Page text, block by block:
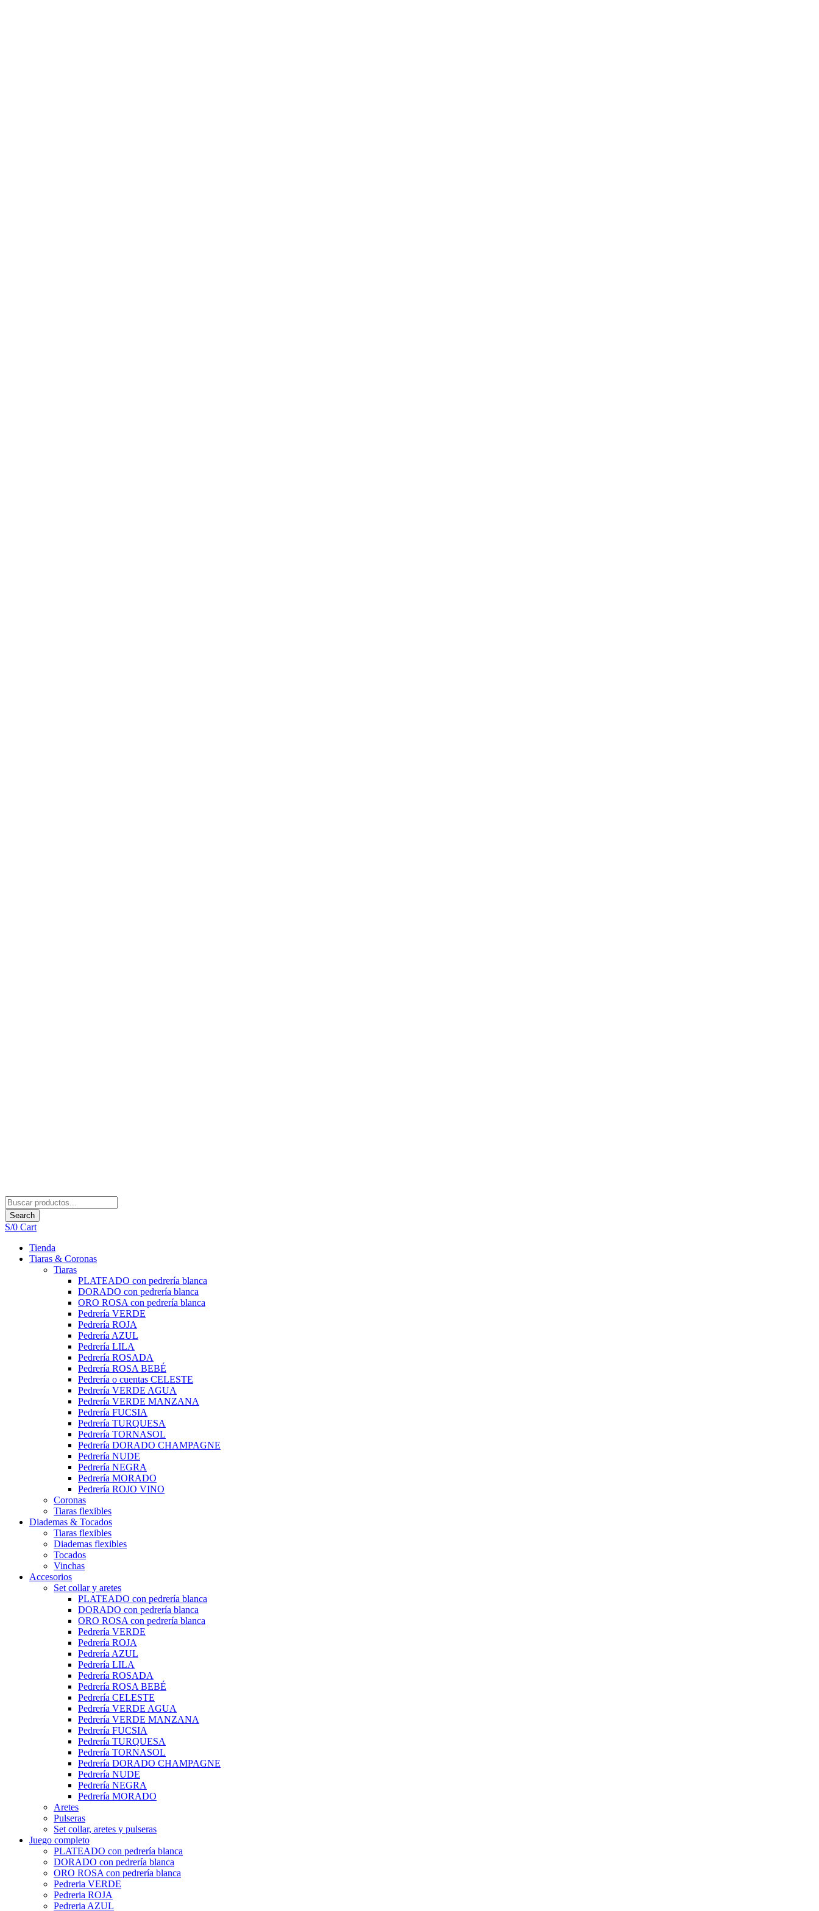
Search
S/0 Cart
Tienda
Tiaras & Coronas
Tiaras
PLATEADO con pedrería blanca
DORADO con pedrería blanca
ORO ROSA con pedrería blanca
Pedrería VERDE
Pedrería ROJA
Pedrería AZUL
Pedrería LILA
Pedrería ROSADA
Pedrería ROSA BEBÉ
Pedrería o cuentas CELESTE
Pedrería VERDE AGUA
Pedrería VERDE MANZANA
Pedrería FUCSIA
Pedrería TURQUESA
Pedrería TORNASOL
Pedrería DORADO CHAMPAGNE
Pedrería NUDE
Pedrería NEGRA
Pedrería MORADO
Pedrería ROJO VINO
Coronas
Tiaras flexibles
Diademas & Tocados
Tiaras flexibles
Diademas flexibles
Tocados
Vinchas
Accesorios
Set collar y aretes
PLATEADO con pedrería blanca
DORADO con pedrería blanca
ORO ROSA con pedrería blanca
Pedrería VERDE
Pedrería ROJA
Pedrería AZUL
Pedrería LILA
Pedrería ROSADA
Pedrería ROSA BEBÉ
Pedrería CELESTE
Pedrería VERDE AGUA
Pedrería VERDE MANZANA
Pedrería FUCSIA
Pedrería TURQUESA
Pedrería TORNASOL
Pedrería DORADO CHAMPAGNE
Pedrería NUDE
Pedrería NEGRA
Pedrería MORADO
Aretes
Pulseras
Set collar, aretes y pulseras
Juego completo
PLATEADO con pedrería blanca
DORADO con pedrería blanca
ORO ROSA con pedrería blanca
Pedreria VERDE
Pedreria ROJA
Pedreria AZUL